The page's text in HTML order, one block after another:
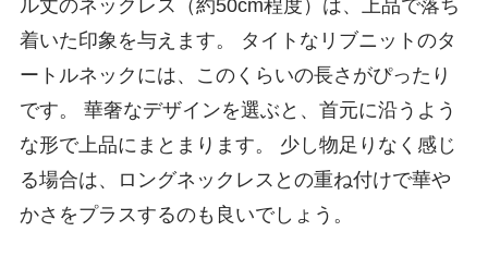
ル丈のネックレス（約50cm程度）は、上品で落ち
着いた印象を与えます。 タイトなリブニットのタ
ートルネックには、このくらいの長さがぴったり
です。 華奢なデザインを選ぶと、首元に沿うよう
な形で上品にまとまります。 少し物足りなく感じ
る場合は、ロングネックレスとの重ね付けで華や
かさをプラスするのも良いでしょう。